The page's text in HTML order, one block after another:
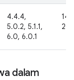
4.4.4,
5.0.2, 5.1.1,
6.0, 6.0.1
14
dalam